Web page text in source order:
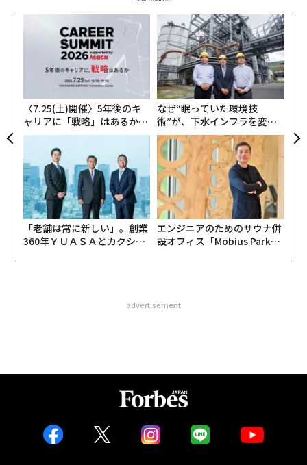
〈7.25(土)開催〉5年後のキ
ャリアに「戦略」はあるか。
トップエグゼクティブのキャ
リアに触れる1日│CAREER S
UMMIT 2026
なぜ“眠っていた環境技
術”が、下水インフラを変え
たのか──産総研×月島JFE
アクアソリューションの10年
「老舗は常に新しい」。創業
360年ＹＵＡＳＡとカクシン
エンジニアのためのサウナ併
設オフィス「Mobius Park」
advertisement